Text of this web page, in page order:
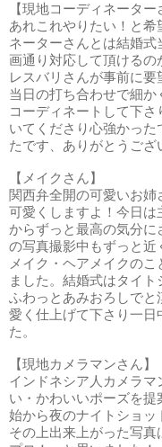
【現地コーディネーター
あれこれやりたい！と希
ネーターさんとは結婚
画通り対応して頂ける
レスバリさんが事前に要
当日の打ち合わせで細
コーディネートして下
いてくださり心強かっ
たです、ありがとうござ
【メイクさん】
関西弁全開の可愛いお
可愛くしますよ！今日
からずっと最高の気分
の写真撮影中もずっと
メイク・ヘアメイクの
ました。結婚式はタイ
ふわっとあみおろしで
愛く仕上げて下さり一日
た。
【現地カメラマンさん】
インドネシア人カメラ
い・かわいいポーズを
始から夜のナイトショッ
その上出来上がった写